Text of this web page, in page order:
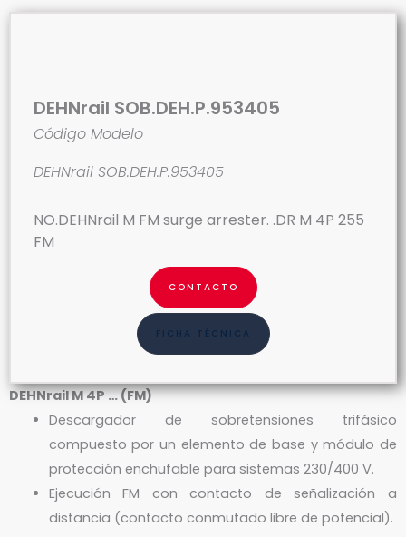
DEHNrail SOB.DEH.P.953405
Código Modelo
DEHNrail SOB.DEH.P.953405
NO.DEHNrail M FM surge arrester. .DR M 4P 255
FM
CONTACTO
FICHA TÉCNICA
DEHNrail M 4P … (FM)
Descargador de sobretensiones trifásico
compuesto por un elemento de base y módulo de
protección enchufable para sistemas 230/400 V.
Ejecución FM con contacto de señalización a
distancia (contacto conmutado libre de potencial).